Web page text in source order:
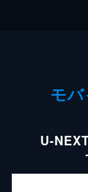
モ
U-